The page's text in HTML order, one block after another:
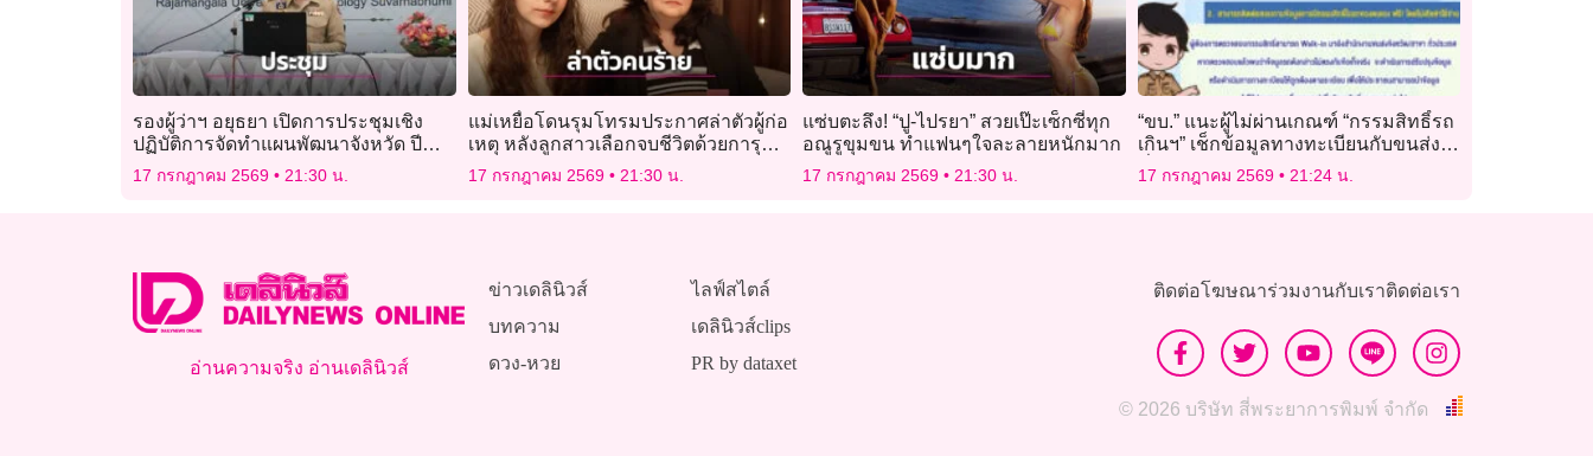
รองผู้ว่าฯ อยุธยา เปิดการประชุมเชิง
ปฏิบัติการจัดทำแผนพัฒนาจังหวัด ปี
2571 – 2575
17 กรกฎาคม 2569 21:30 น.
แม่เหยื่อโดนรุมโทรมประกาศล่าตัวผู้ก่อ
เหตุ หลังลูกสาวเลือกจบชีวิตด้วยการุณย
ฆาต
17 กรกฎาคม 2569 21:30 น.
แซ่บตะลึง! “ปู-ไปรยา” สวยเป๊ะเซ็กซี่ทุก
อณูรูขุมขน ทำแฟนๆใจละลายหนักมาก
17 กรกฎาคม 2569 21:30 น.
“ขบ.” แนะผู้ไม่ผ่านเกณฑ์ “กรรมสิทธิ์รถ
เกินฯ” เช็กข้อมูลทางทะเบียนกับขนส่ง
ทั่วประเทศ ฟรี!
17 กรกฎาคม 2569 21:24 น.
อ่านความจริง อ่านเดลินิวส์
ข่าวเดลินิวส์
บทความ
ดวง-หวย
ไลฟ์สไตล์
เดลินิวส์clips
PR by dataxet
ติดต่อโฆษณาร่วมงานกับเราติดต่อเรา
© 2026 บริษัท สี่พระยาการพิมพ์ จำกัด